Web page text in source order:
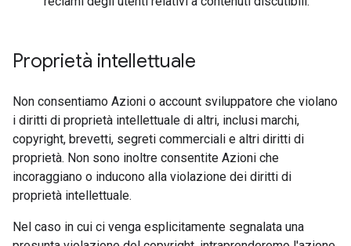
Proprietà intellettuale
Non consentiamo Azioni o account sviluppatore che violano
i diritti di proprietà intellettuale di altri, inclusi marchi,
copyright, brevetti, segreti commerciali e altri diritti di
proprietà. Non sono inoltre consentite Azioni che
incoraggiano o inducono alla violazione dei diritti di
proprietà intellettuale.
Nel caso in cui ci venga esplicitamente segnalata una